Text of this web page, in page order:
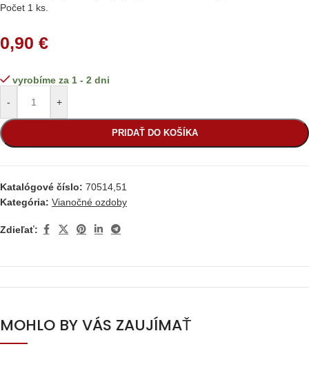
Počet 1 ks.
0,90 €
vyrobíme za 1 - 2 dni
-
+
PRIDAŤ DO KOŠÍKA
Katalógové číslo: 70514,51
Kategória: Vianočné ozdoby
Zdieľať:
MOHLO BY VÁS ZAUJÍMAŤ